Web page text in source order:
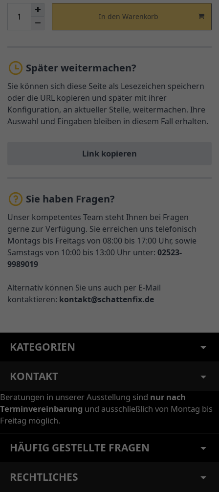
In den Warenkorb
Später weitermachen?
Sie können sich diese Seite als Lesezeichen speichern
oder die URL kopieren und später mit ihrer
Konfiguration, an aktueller Stelle, weitermachen. Ihre
Auswahl und Eingaben bleiben in diesem Fall erhalten.
Link kopieren
Sie haben Fragen?
Unser kompetentes Team steht Ihnen bei Fragen
gerne zur Verfügung. Sie erreichen uns telefonisch
Montags bis Freitags von 08:00 bis 17:00 Uhr, sowie
Samstags von 10:00 bis 13:00 Uhr unter: 02523-
9989019
Alternativ können Sie uns auch per E-Mail
kontaktieren: kontakt@schattenfix.de
KATEGORIEN
KONTAKT
Beratungen in unserer Ausstellung sind nur nach
Terminvereinbarung und ausschließlich von Montag bis
Freitag möglich.
HÄUFIG GESTELLTE FRAGEN
RECHTLICHES